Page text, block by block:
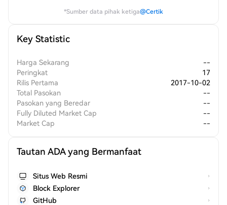
*Sumber data pihak ketiga@Certik
Key Statistic
Harga Sekarang
--
Peringkat
17
Rilis Pertama
2017-10-02
Total Pasokan
--
Pasokan yang Beredar
--
Fully Diluted Market Cap
--
Market Cap
--
Tautan ADA yang Bermanfaat
Situs Web Resmi
Block Explorer
GitHub